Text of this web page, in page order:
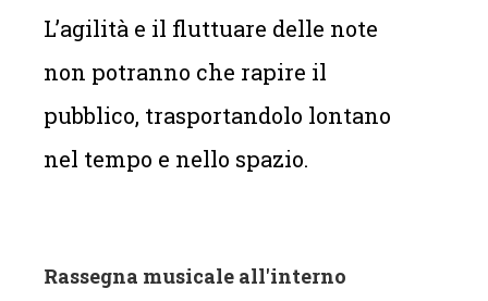
L’agilità e il fluttuare delle note
non potranno che rapire il
pubblico, trasportandolo lontano
nel tempo e nello spazio.
Rassegna musicale all'interno